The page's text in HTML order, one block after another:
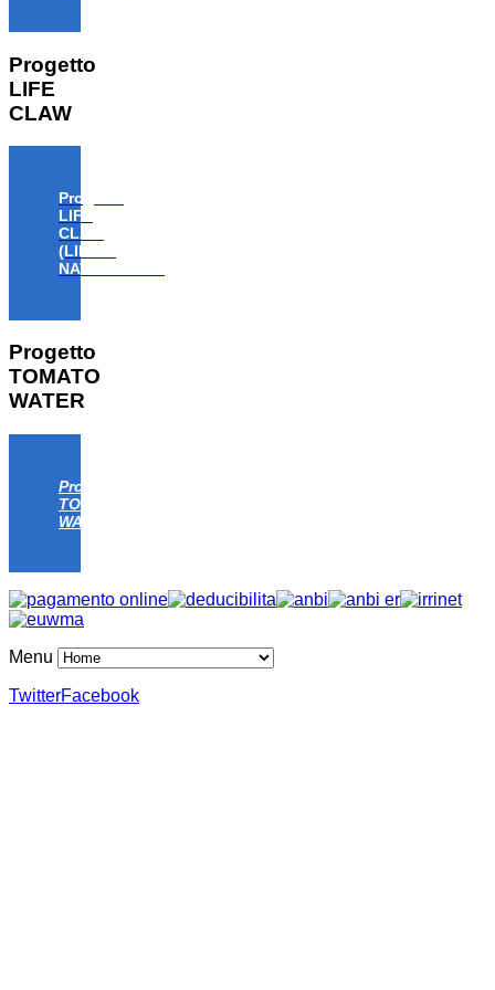
Progetto
LIFE
CLAW
Progetto
LIFE
CLAW
(LIFE18
NAT/IT/000806)
Progetto
TOMATO
WATER
Progetto
TOMATO
WATER
Menu
TwitterFacebook